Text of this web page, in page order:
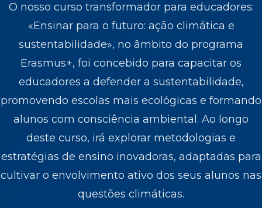
O nosso curso transformador para educadores:
«Ensinar para o futuro: ação climática e
sustentabilidade», no âmbito do programa
Erasmus+, foi concebido para capacitar os
educadores a defender a sustentabilidade,
promovendo escolas mais ecológicas e formando
alunos com consciência ambiental. Ao longo
deste curso, irá explorar metodologias e
estratégias de ensino inovadoras, adaptadas para
cultivar o envolvimento ativo dos seus alunos nas
questões climáticas.